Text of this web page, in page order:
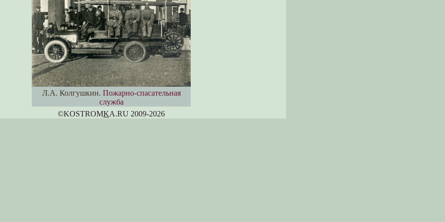
Л.А. Колгушкин. Пожарно-спасательная
служба
©KOSTROMKA.RU 2009-2026